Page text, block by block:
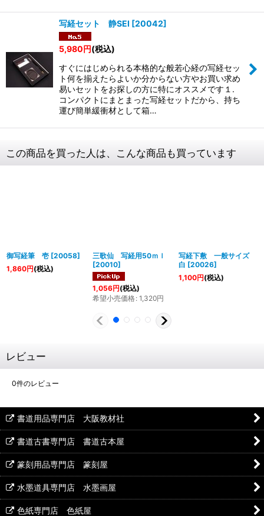
写経セット 静SEI [20042]
5,980円(税込)
すぐにはじめられる本格的な般若心経の写経セッ
ト何を揃えたらよいか分からない方やお買い求め
易いセットをお探しの方に特にオススメです１.
コンパクトにまとまった写経セットだから、持ち
運び簡単緩衝材として箱…
この商品を買った人は、こんな商品も買っています
御写経筆 壱 [20058]
1,860円(税込)
三歌仙 写経用50ｍｌ
[20010]
1,056円(税込)
希望小売価格: 1,320円
写経下敷 一般サイズ
白 [20026]
1,100円(税込)
レビュー
0件のレビュー
書道用品専門店 大阪教材社
書道古書専門店 書道古本屋
篆刻用品専門店 篆刻屋
水墨道具専門店 水墨画屋
色紙専門店 色紙屋